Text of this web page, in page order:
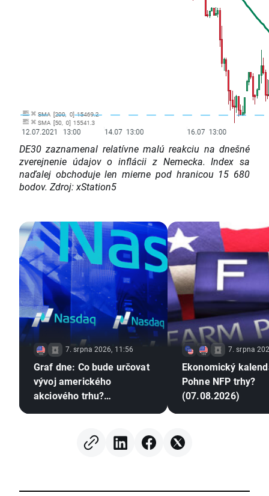
DE30 zaznamenal relatívne malú reakciu na dnešné
zverejnenie údajov o inflácii z Nemecka. Index sa
naďalej obchoduje len mierne pod hranicou 15 680
bodov. Zdroj: xStation5​​​​​​​
7. srpna 2026, 11:56
Graf dne: Co bude určovat
vývoj amerického
akciového trhu?
7. srpna
Ekonomický
Pohne NFP trhy?
(07.08.2026)